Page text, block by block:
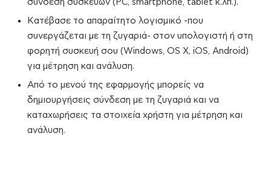
σύνδεση συσκευών (PC, smartphone, tablet κ.λπ.).
Κατέβασε το απαραίτητο λογισμικό -που
συνεργάζεται με τη ζυγαριά- στον υπολογιστή ή στη
φορητή συσκευή σου (Windows, OS X, iOS, Android)
για μέτρηση και ανάλυση.
Από το μενού της εφαρμογής μπορείς να
δημιουργήσεις σύνδεση με τη ζυγαριά και να
καταχωρήσεις τα στοιχεία χρήστη για μέτρηση και
ανάλυση.